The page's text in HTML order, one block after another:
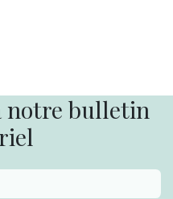
notre bulletin